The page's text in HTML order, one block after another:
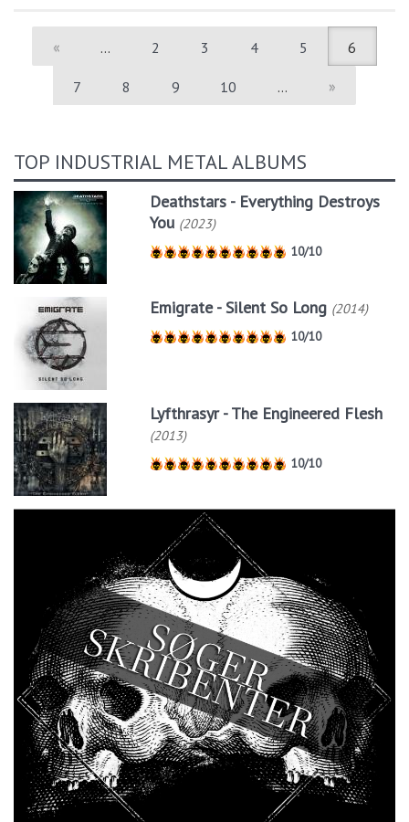
« … 2 3 4 5 6
7 8 9 10 … »
TOP INDUSTRIAL METAL ALBUMS
Deathstars - Everything Destroys
You (2023)
10/10
Emigrate - Silent So Long (2014)
10/10
Lyfthrasyr - The Engineered Flesh
(2013)
10/10